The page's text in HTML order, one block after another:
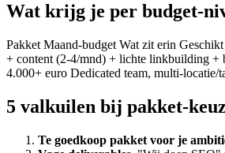
Wat krijg je per budget-
Pakket Maand-budget Wat zit erin
+ content (2-4/mnd) + lichte linkbuilding +
4.000+ euro Dedicated team, multi-locatie/
5 valkuilen bij pakket-
Te goedkoop pakket voor je